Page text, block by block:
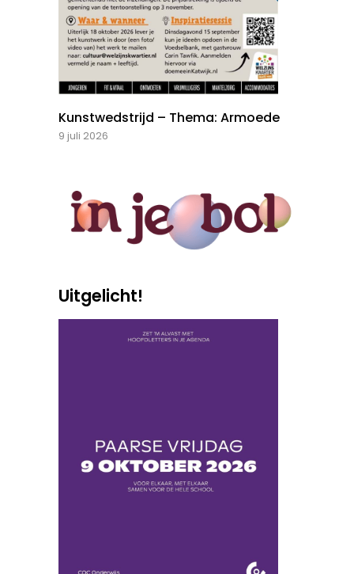
Kunstwedstrijd – Thema: Armoede
9 juli 2026
Uitgelicht!